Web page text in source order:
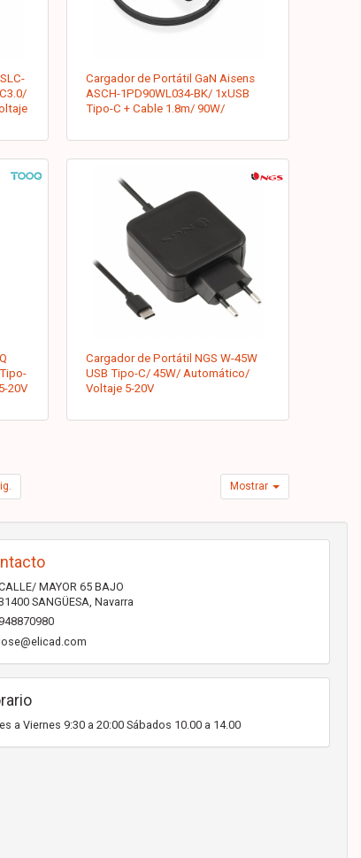
Cargador de Portátil GaN Aisens
ASCH-1PD90WL034-BK/ 1xUSB
Tipo-C + Cable 1.8m/ 90W/
20V
Cargador de Portátil NGS W-45W
USB Tipo-C/ 45W/ Automático/
Voltaje 5-20V
Mostrar
MAYOR 65 BAJO
SANGÜESA, Navarra
948870980
a Viernes 9:30 a 20:00 Sábados 10.00 a 14.00